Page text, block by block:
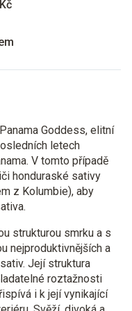
Goddess, elitní
letech
V tomto případě
honduraské sativy
z Kolumbie), aby
strukturou smrku a s
nejproduktivnějších a
Její struktura
roztažnosti
i k její vynikající